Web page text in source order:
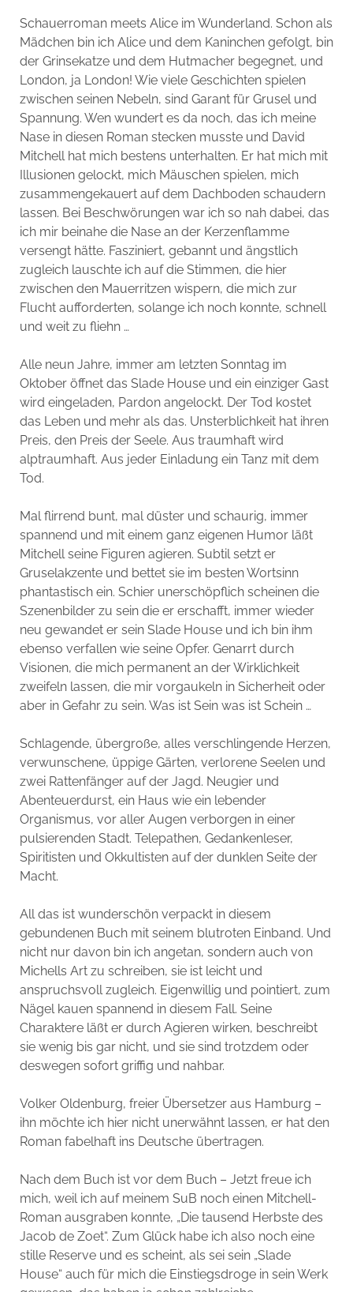
Schauerroman meets Alice im Wunderland. Schon als
Mädchen bin ich Alice und dem Kaninchen gefolgt, bin
der Grinsekatze und dem Hutmacher begegnet, und
London, ja London! Wie viele Geschichten spielen
zwischen seinen Nebeln, sind Garant für Grusel und
Spannung. Wen wundert es da noch, das ich meine
Nase in diesen Roman stecken musste und David
Mitchell hat mich bestens unterhalten. Er hat mich mit
Illusionen gelockt, mich Mäuschen spielen, mich
zusammengekauert auf dem Dachboden schaudern
lassen. Bei Beschwörungen war ich so nah dabei, das
ich mir beinahe die Nase an der Kerzenflamme
versengt hätte. Fasziniert, gebannt und ängstlich
zugleich lauschte ich auf die Stimmen, die hier
zwischen den Mauerritzen wispern, die mich zur
Flucht aufforderten, solange ich noch konnte, schnell
und weit zu fliehn …
Alle neun Jahre, immer am letzten Sonntag im
Oktober öffnet das Slade House und ein einziger Gast
wird eingeladen, Pardon angelockt. Der Tod kostet
das Leben und mehr als das. Unsterblichkeit hat ihren
Preis, den Preis der Seele. Aus traumhaft wird
alptraumhaft. Aus jeder Einladung ein Tanz mit dem
Tod.
Mal flirrend bunt, mal düster und schaurig, immer
spannend und mit einem ganz eigenen Humor läßt
Mitchell seine Figuren agieren. Subtil setzt er
Gruselakzente und bettet sie im besten Wortsinn
phantastisch ein. Schier unerschöpflich scheinen die
Szenenbilder zu sein die er erschafft, immer wieder
neu gewandet er sein Slade House und ich bin ihm
ebenso verfallen wie seine Opfer. Genarrt durch
Visionen, die mich permanent an der Wirklichkeit
zweifeln lassen, die mir vorgaukeln in Sicherheit oder
aber in Gefahr zu sein. Was ist Sein was ist Schein …
Schlagende, übergroße, alles verschlingende Herzen,
verwunschene, üppige Gärten, verlorene Seelen und
zwei Rattenfänger auf der Jagd. Neugier und
Abenteuerdurst, ein Haus wie ein lebender
Organismus, vor aller Augen verborgen in einer
pulsierenden Stadt. Telepathen, Gedankenleser,
Spiritisten und Okkultisten auf der dunklen Seite der
Macht.
All das ist wunderschön verpackt in diesem
gebundenen Buch mit seinem blutroten Einband. Und
nicht nur davon bin ich angetan, sondern auch von
Michells Art zu schreiben, sie ist leicht und
anspruchsvoll zugleich. Eigenwillig und pointiert, zum
Nägel kauen spannend in diesem Fall. Seine
Charaktere läßt er durch Agieren wirken, beschreibt
sie wenig bis gar nicht, und sie sind trotzdem oder
deswegen sofort griffig und nahbar.
Volker Oldenburg, freier Übersetzer aus Hamburg –
ihn möchte ich hier nicht unerwähnt lassen, er hat den
Roman fabelhaft ins Deutsche übertragen.
Nach dem Buch ist vor dem Buch – Jetzt freue ich
mich, weil ich auf meinem SuB noch einen Mitchell-
Roman ausgraben konnte, „Die tausend Herbste des
Jacob de Zoet“. Zum Glück habe ich also noch eine
stille Reserve und es scheint, als sei sein „Slade
House“ auch für mich die Einstiegsdroge in sein Werk